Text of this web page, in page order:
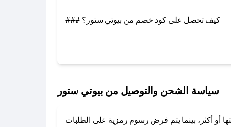
### كيف تحصل على كود خصم من بيوتي ستور؟
عبر تويتر أو البريد الإلكتروني لإضافته بسرعة.
وسنقوم بحل المشكلة في أسرع وقت ممكن.
سياسة الشحن والتوصيل من بيوتي ستور
أو أكثر، بينما يتم فرض رسوم رمزية على الطلبات